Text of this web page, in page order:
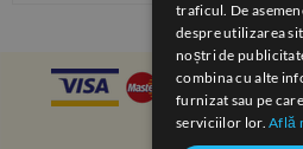
traficul. De
despre utilizarea
noștri de
combina cu alte
furnizat sau pe
serviciilor lor.Află